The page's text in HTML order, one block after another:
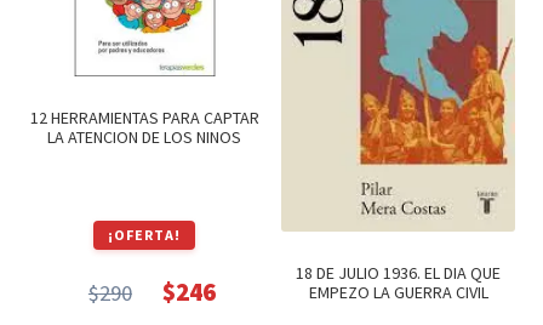
12 HERRAMIENTAS PARA CAPTAR
LA ATENCION DE LOS NINOS
¡OFERTA!
$290 $246
18 DE JULIO 1936. EL DIA QUE
EMPEZO LA GUERRA CIVIL